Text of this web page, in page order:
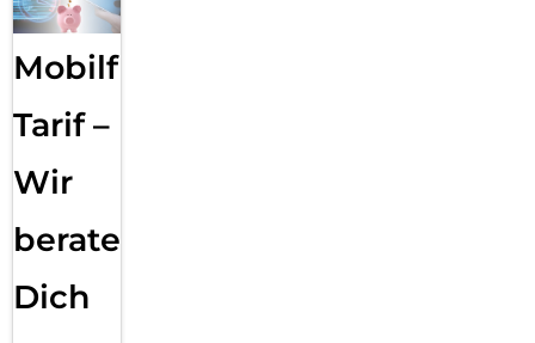
Mobilfunk
Tarif –
Wir
beraten
Dich